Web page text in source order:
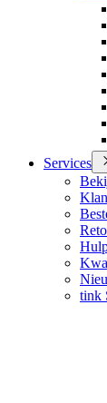
Services
tink